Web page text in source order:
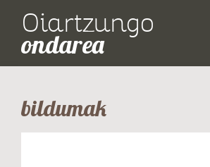
Oiartzungo
ondarea
bildumak